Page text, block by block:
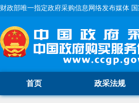
财政部唯一指定政府采购信息网络发布媒体
首页 政采法规